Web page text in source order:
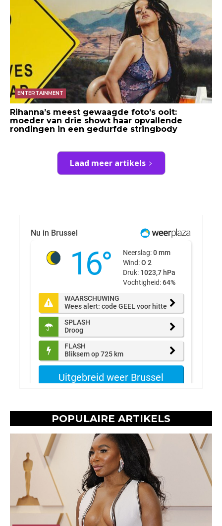
ENTERTAINMENT
Rihanna’s meest gewaagde foto’s ooit:
moeder van drie showt haar opvallende
rondingen in een gedurfde stringbody
Laad meer artikels
POPULAIRE ARTIKELS